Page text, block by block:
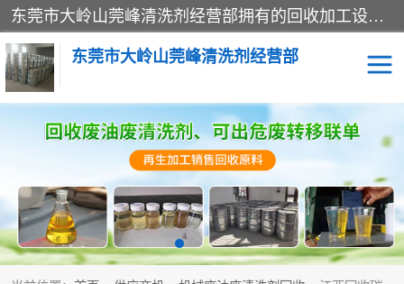
东莞市大岭山莞峰清洗剂经营部拥有的回收加工设备，大量废油回收、废清洗剂回收、废溶剂油回收、机械废油废清洗剂回收、废碳氢回收、碳氢液压油回收、碳氢二氯回收等废清洗剂处理；我们只是提供废旧化工原料的循环使用存放点，执行正规的存放，有正规的回收资质处理。同时我们公司批发零售回收级清洗剂，脱模油再生基础油，质量保证。
东莞市大岭山莞峰清洗剂经营部
废清洗剂回收
废溶剂油回收 机械废油废清洗剂回收
废碳氢回收 碳氢液压油回收